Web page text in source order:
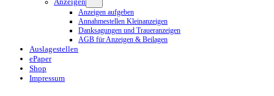
Anzeigen aufgeben
Annahmestellen Kleinanzeigen
Danksagungen und Traueranzeigen
AGB für Anzeigen & Beilagen
Auslagestellen
ePaper
Shop
Impressum